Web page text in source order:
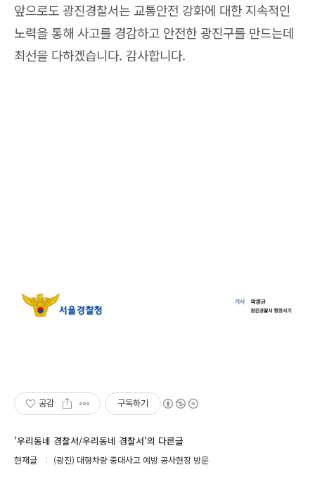
앞으로도 광진경찰서는 교통안전 강화에 대한 지속적인
노력을 통해 사고를 경감하고 안전한 광진구를 만드는데
최선을 다하겠습니다. 감사합니다.
공감 구독하기
'우리동네 경찰서/우리동네 경찰서'의 다른글
현재글 (광진) 대형차량 중대사고 예방 공사현장 방문